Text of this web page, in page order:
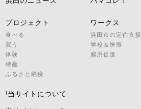
プロジェクト
食べる
買う
体験
特産
ふるさと納税
ワークス
浜田市の定住支援
学校＆医療
雇用促進
!当サイトについて